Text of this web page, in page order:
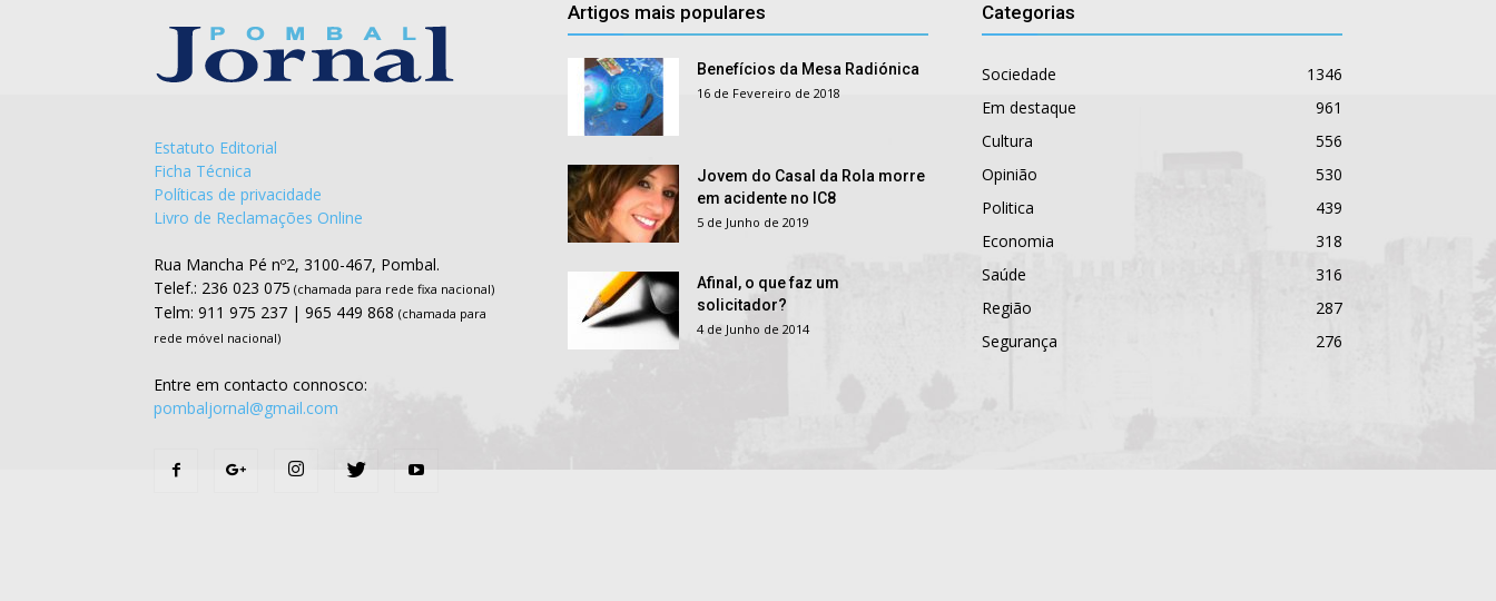
Estatuto Editorial
Ficha Técnica
Políticas de privacidade
Livro de Reclamações Online
Rua Mancha Pé nº2, 3100-467, Pombal.
Telef.: 236 023 075 (chamada para rede fixa nacional)
Telm: 911 975 237 | 965 449 868 (chamada para
rede móvel nacional)
Entre em contacto connosco:
pombaljornal@gmail.com
Artigos mais populares
Benefícios da Mesa Radiónica
16 de Fevereiro de 2018
Jovem do Casal da Rola morre
em acidente no IC8
5 de Junho de 2019
Afinal, o que faz um
solicitador?
4 de Junho de 2014
Categorias
Sociedade
1346
Em destaque
961
Cultura
556
Opinião
530
Politica
439
Economia
318
Saúde
316
Região
287
Segurança
276